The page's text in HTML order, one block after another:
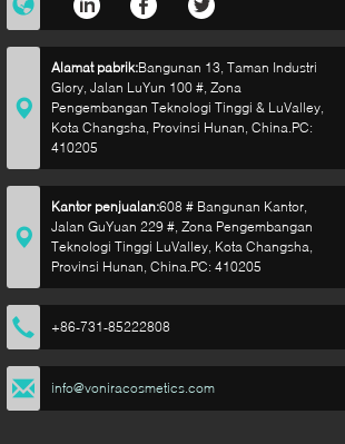
Alamat pabrik:Bangunan 13, Taman Industri
Glory, Jalan LuYun 100 #, Zona
Pengembangan Teknologi Tinggi & LuValley,
Kota Changsha, Provinsi Hunan, China.PC:
410205
Kantor penjualan:608 # Bangunan Kantor,
Jalan GuYuan 229 #, Zona Pengembangan
Teknologi Tinggi LuValley, Kota Changsha,
Provinsi Hunan, China.PC: 410205
+86-731-85222808
info@voniracosmetics.com